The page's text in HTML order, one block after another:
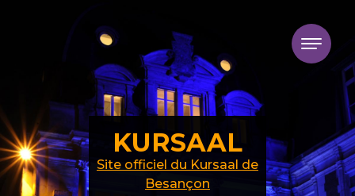
KURSAAL
Site officiel du Kursaal de
Besançon